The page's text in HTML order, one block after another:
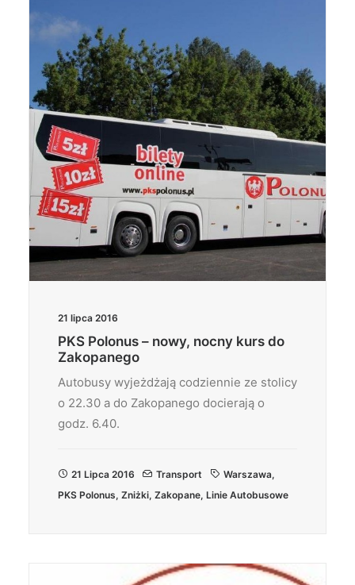
21 lipca 2016
PKS Polonus – nowy, nocny kurs do
Zakopanego
Autobusy wyjeżdżają codziennie ze stolicy
o 22.30 a do Zakopanego docierają o
godz. 6.40.
21 Lipca 2016 Transport Warszawa,
PKS Polonus, Zniżki, Zakopane, Linie Autobusowe